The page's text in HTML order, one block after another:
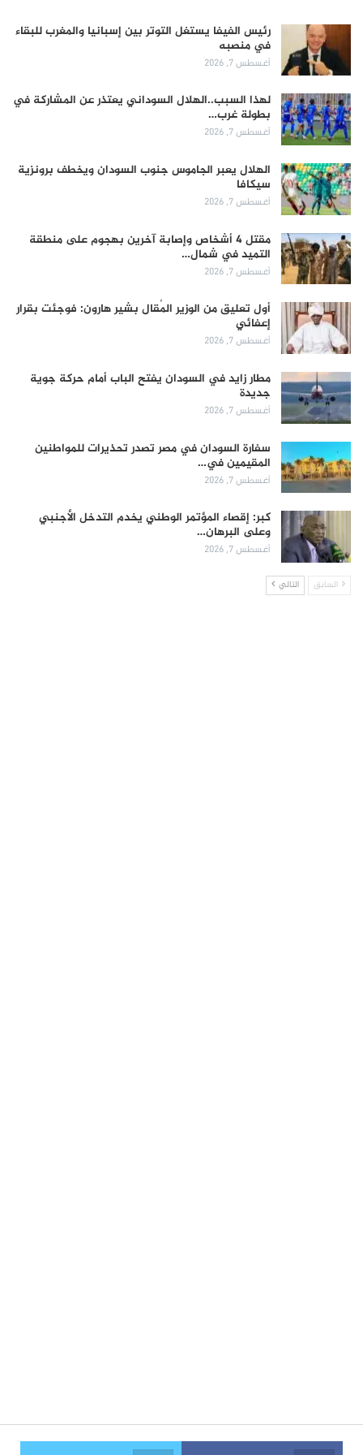
رئيس الفيفا يستغل التوتر بين إسبانيا والمغرب للبقاء
في منصبه
أغسطس 7, 2026
لهذا السبب..الهلال السوداني يعتذر عن المشاركة في
بطولة غرب…
أغسطس 7, 2026
الهلال يعبر الجاموس جنوب السودان ويخطف برونزية
سيكافا
أغسطس 7, 2026
مقتل 4 أشخاص وإصابة آخرين بهجوم على منطقة
التميد في شمال…
أغسطس 7, 2026
أول تعليق من الوزير المُقال بشير هارون: فوجئت بقرار
إعفائي
أغسطس 7, 2026
مطار زايد في السودان يفتح الباب أمام حركة جوية
جديدة
أغسطس 7, 2026
سفارة السودان في مصر تصدر تحذيرات للمواطنين
المقيمين في…
أغسطس 7, 2026
كبر: إقصاء المؤتمر الوطني يخدم التدخل الأجنبي
وعلى البرهان…
أغسطس 7, 2026
السابق التالي